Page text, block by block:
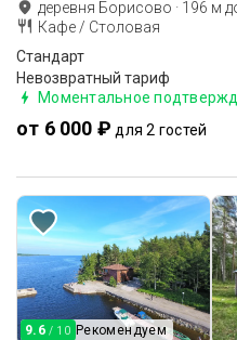
деревня Борисово · 196 м
Кафе / Столовая
Стандарт
Невозвратный тариф
Моментальное
от 6 000 ₽ для 2 гостей
9.6 / 10 Рекомендуем